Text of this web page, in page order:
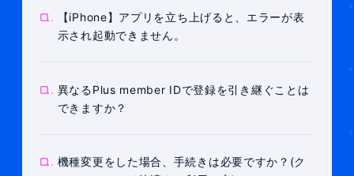
Q.
【iPhone】アプリを立ち上げると、エラーが表
示され起動できません。
Q. 異なるPlus member IDで登録を引き継ぐことは
できますか？
Q. 機種変更をした場合、手続きは必要ですか？(ク